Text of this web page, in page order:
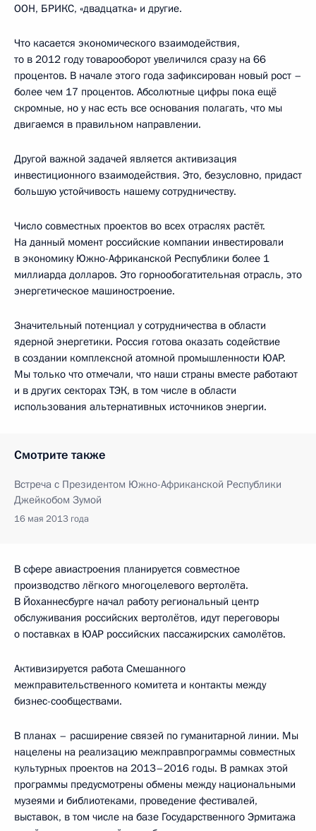
ООН, БРИКС, «двадцатка» и другие.
Что касается экономического взаимодействия,
то в 2012 году товарооборот увеличился сразу на 66
процентов. В начале этого года зафиксирован новый рост –
более чем 17 процентов. Абсолютные цифры пока ещё
скромные, но у нас есть все основания полагать, что мы
двигаемся в правильном направлении.
Другой важной задачей является активизация
инвестиционного взаимодействия. Это, безусловно, придаст
большую устойчивость нашему сотрудничеству.
Число совместных проектов во всех отраслях растёт.
На данный момент российские компании инвестировали
в экономику Южно-Африканской Республики более 1
миллиарда долларов. Это горнообогатительная отрасль, это
энергетическое машиностроение.
Значительный потенциал у сотрудничества в области
ядерной энергетики. Россия готова оказать содействие
в создании комплексной атомной промышленности ЮАР.
Мы только что отмечали, что наши страны вместе работают
и в других секторах ТЭК, в том числе в области
использования альтернативных источников энергии.
Смотрите также
Встреча с Президентом Южно-Африканской Республики
Джейкобом Зумой
16 мая 2013 года
В сфере авиастроения планируется совместное
производство лёгкого многоцелевого вертолёта.
В Йоханнесбурге начал работу региональный центр
обслуживания российских вертолётов, идут переговоры
о поставках в ЮАР российских пассажирских самолётов.
Активизируется работа Смешанного
межправительственного комитета и контакты между
бизнес-сообществами.
В планах – расширение связей по гуманитарной линии. Мы
нацелены на реализацию межправпрограммы совместных
культурных проектов на 2013–2016 годы. В рамках этой
программы предусмотрены обмены между национальными
музеями и библиотеками, проведение фестивалей,
выставок, в том числе на базе Государственного Эрмитажа